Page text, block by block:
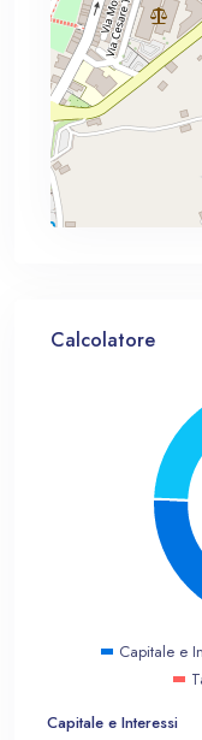
Calcolatore
Capitale e
Capitale e Interessi